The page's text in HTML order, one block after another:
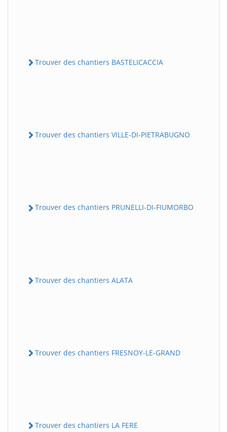
Trouver des chantiers BASTELICACCIA
Trouver des chantiers VILLE-DI-PIETRABUGNO
Trouver des chantiers PRUNELLI-DI-FIUMORBO
Trouver des chantiers ALATA
Trouver des chantiers FRESNOY-LE-GRAND
Trouver des chantiers LA FERE